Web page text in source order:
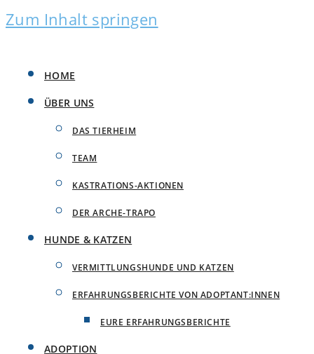
Zum Inhalt springen
HOME
ÜBER UNS
DAS TIERHEIM
TEAM
KASTRATIONS-AKTIONEN
DER ARCHE-TRAPO
HUNDE & KATZEN
VERMITTLUNGSHUNDE UND KATZEN
ERFAHRUNGSBERICHTE VON ADOPTANT:INNEN
EURE ERFAHRUNGSBERICHTE
ADOPTION